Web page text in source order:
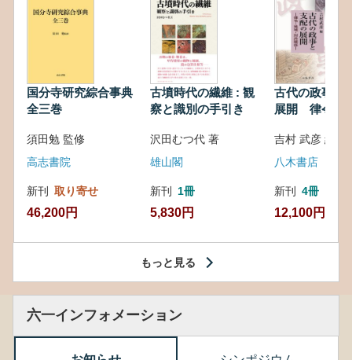
国分寺研究綜合事典
全三巻
須田勉 監修
高志書院
新刊 取り寄せ
46,200円
古墳時代の繊維 : 観
察と識別の手引き
沢田むつ代 著
雄山閣
新刊 1冊
5,830円
古代の政事と
展開 律令・
吉村 武彦 編集
八木書店
新刊 4冊
12,100円
もっと見る
六一インフォメーション